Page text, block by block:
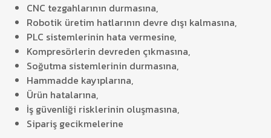
CNC tezgahlarının durmasına,
Robotik üretim hatlarının devre dışı kalmasına,
PLC sistemlerinin hata vermesine,
Kompresörlerin devreden çıkmasına,
Soğutma sistemlerinin durmasına,
Hammadde kayıplarına,
Ürün hatalarına,
İş güvenliği risklerinin oluşmasına,
Sipariş gecikmelerine